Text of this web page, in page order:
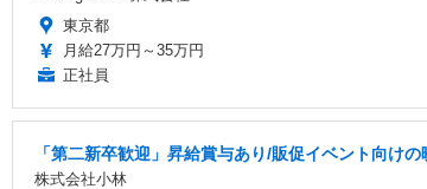
東京都
月給27万円～35万円
正社員
「第二新卒歓迎」昇給賞与あり/販促イベント向け
株式会社小林